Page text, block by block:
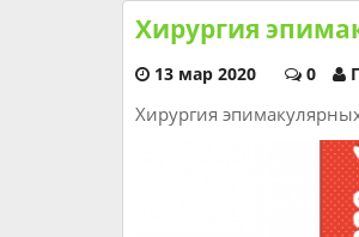
Хирургия
13 мар 2020 0
Хирургия